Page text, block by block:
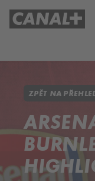
ZPĚT NA